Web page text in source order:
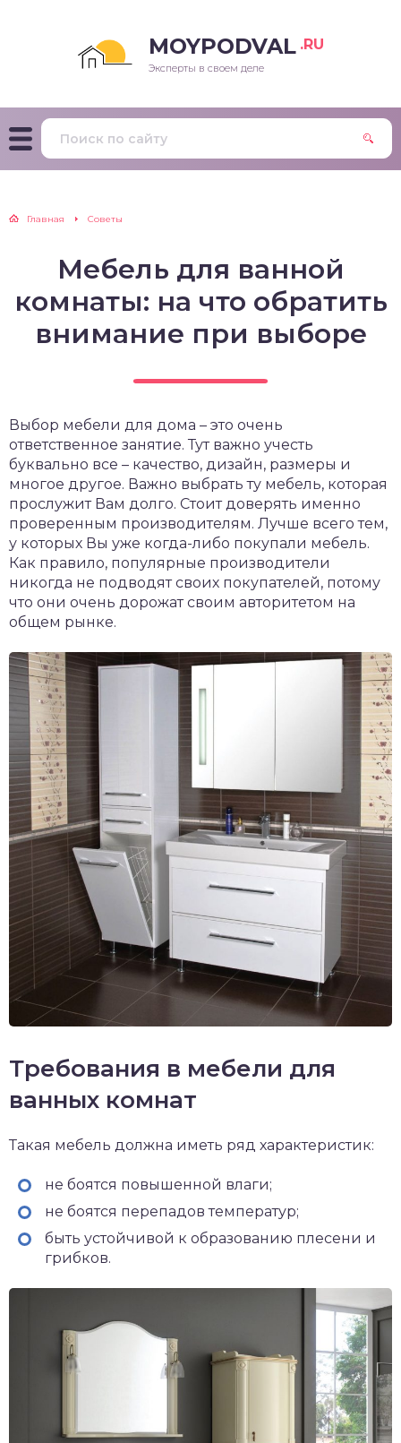
MOYPODVAL .RU
Эксперты в своем деле
Главная Советы
Мебель для ванной
комнаты: на что обратить
внимание при выборе
Выбор мебели для дома – это очень
ответственное занятие. Тут важно учесть
буквально все – качество, дизайн, размеры и
многое другое. Важно выбрать ту мебель, которая
прослужит Вам долго. Стоит доверять именно
проверенным производителям. Лучше всего тем,
у которых Вы уже когда-либо покупали мебель.
Как правило, популярные производители
никогда не подводят своих покупателей, потому
что они очень дорожат своим авторитетом на
общем рынке.
Требования в мебели для
ванных комнат
Такая мебель должна иметь ряд характеристик:
не боятся повышенной влаги;
не боятся перепадов температур;
быть устойчивой к образованию плесени и
грибков.